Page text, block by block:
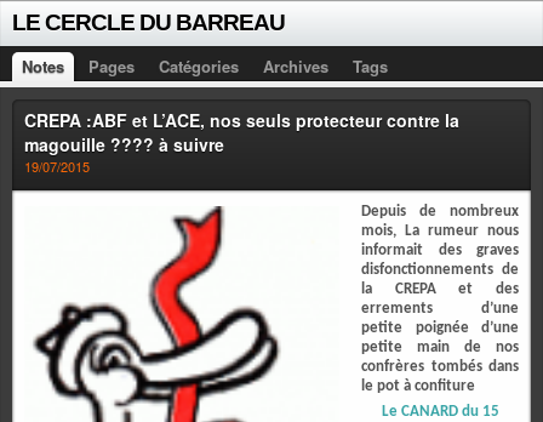
LE CERCLE DU BARREAU
Notes Pages Catégories Archives Tags
CREPA :ABF et L’ACE, nos seuls protecteur contre la
magouille ???? à suivre
19/07/2015
Depuis de nombreux
mois, La rumeur nous
informait des graves
disfonctionnements de
la CREPA et des
errements d’une
petite poignée d’une
petite main de nos
confrères tombés dans
le pot à confiture
Le CANARD du 15